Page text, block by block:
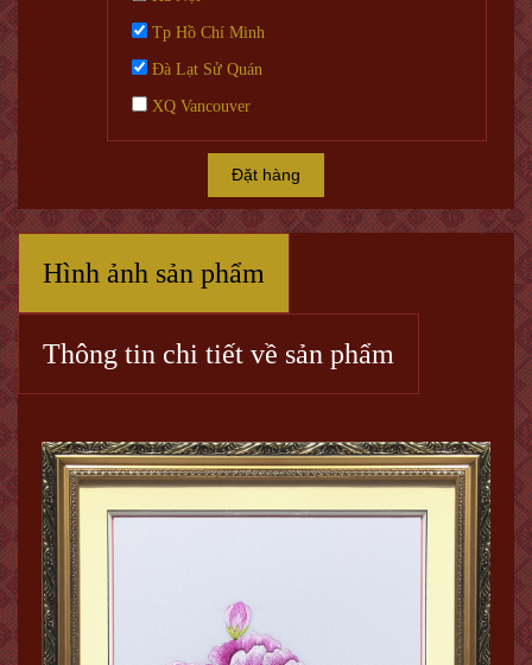
Tp Hồ Chí Minh
Đà Lạt Sử Quán
XQ Vancouver
Đặt hàng
Hình ảnh sản phẩm
Thông tin chi tiết về sản phẩm